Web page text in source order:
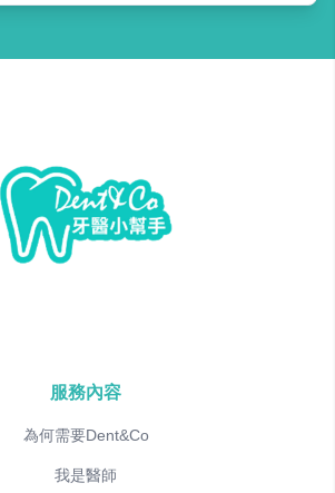
服務內容
為何需要Dent&Co
我是醫師